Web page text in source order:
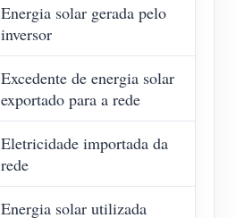
Energia solar gerada pelo
inversor
Excedente de energia solar
exportado para a rede
Eletricidade importada da
rede
Energia solar utilizada